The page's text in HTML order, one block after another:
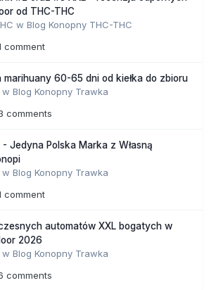
od THC-THC
w Blog Konopny THC-THC
comment
marihuany 60-65 dni od kiełka do zbioru
w Blog Konopny Trawka
comments
Jedyna Polska Marka z Własną
w Blog Konopny Trawka
comment
automatów XXL bogatych w
2026
w Blog Konopny Trawka
comments